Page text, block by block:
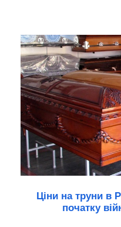
Ціни на труни в
початку